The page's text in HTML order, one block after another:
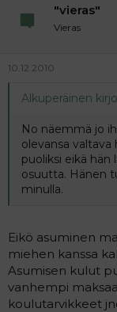
"vieras"
Vieras
10.12.2010
Alkuperäinen
No näemmä jo
olevansa
puoliksi eikä hän
osuutta. Hänen
minulla.
Eikö asuminen
miehen kanssa
Asumisen kulut
vanhempi
koulutarvikkeet